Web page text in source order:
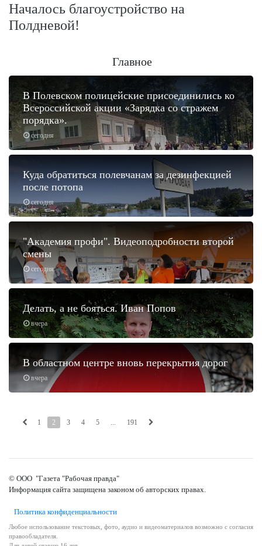
Началось благоустройство на
Полдневой!
Главное
сегодня
В Полевском полицейские присоединились ко
Всероссийской акции «Зарядка со стражем
порядка».
сегодня
Куда обратиться полевчанам за дезинфекцией
после потопа
сегодня
"Академия профи". Видеоподробности второй
смены
вчера
Делать, а не бояться. Иван Попов
вчера
В областном центре вновь перекрытия дорог
1 2 3 4 5 ... 191
© ООО "Газета "Рабочая правда"
Информация сайта защищена законом об авторских правах.
Политика конфиденциальности
Любое использование текстовых, фото, аудио и видеоматериалов возможно с согласия
правообладателя.